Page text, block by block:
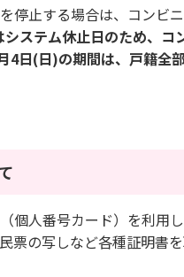
止する場合は、コンビ
ステム休止日のため、コ
日(日)の期間は、戸籍全
個人番号カード）を利用
票の写しなど各種証明書